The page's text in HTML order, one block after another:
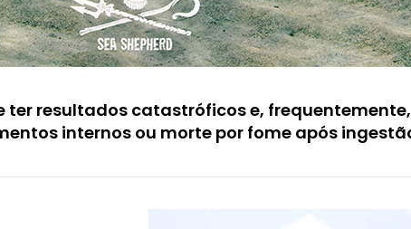
ter resultados catastróficos e,
internos ou morte por fome após